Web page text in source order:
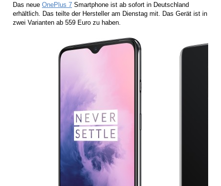
Das neue OnePlus 7 Smartphone ist ab sofort in Deutschland
erhältlich. Das teilte der Hersteller am Dienstag mit. Das Gerät ist in
zwei Varianten ab 559 Euro zu haben.